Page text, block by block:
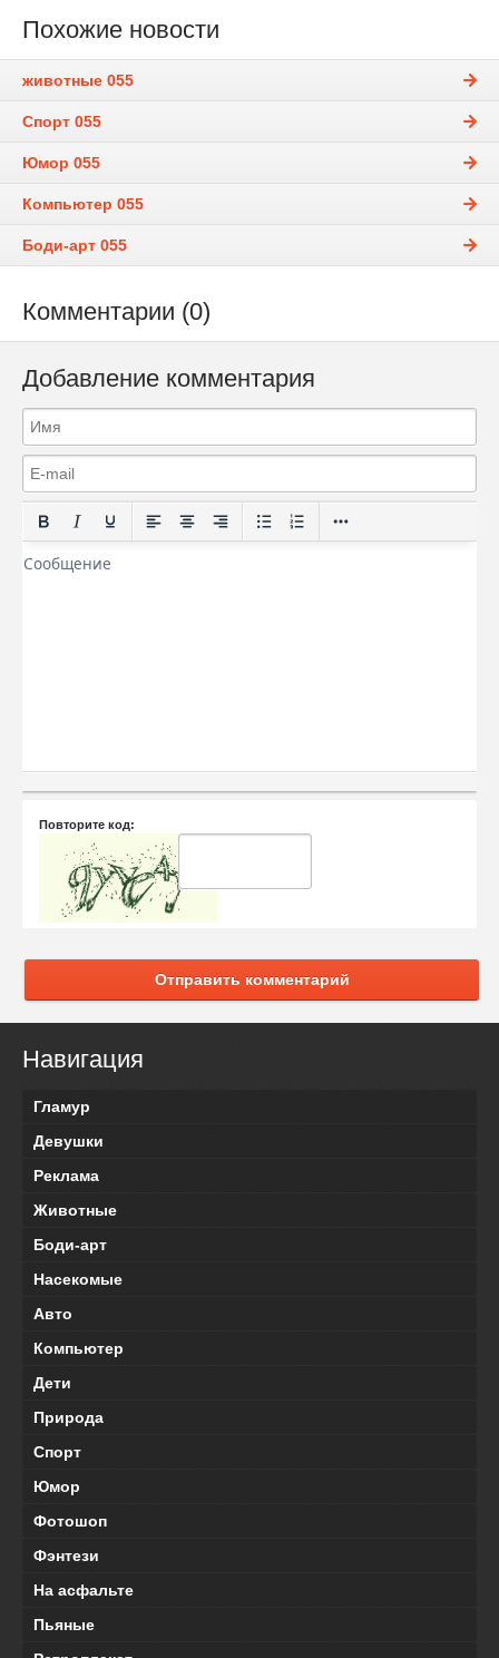
Похожие новости
животные 055
Спорт 055
Юмор 055
Компьютер 055
Боди-арт 055
Комментарии (0)
Добавление комментария
Повторите код:
Отправить комментарий
Навигация
Гламур
Девушки
Реклама
Животные
Боди-арт
Насекомые
Авто
Компьютер
Дети
Природа
Спорт
Юмор
Фотошоп
Фэнтези
На асфальте
Пьяные